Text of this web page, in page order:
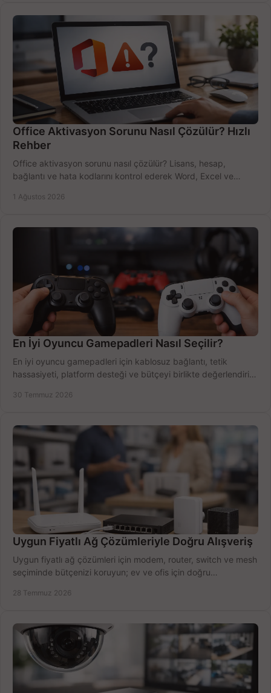
Office Aktivasyon Sorunu Nasıl Çözülür? Hızlı
Rehber
Office aktivasyon sorunu nasıl çözülür? Lisans, hesap,
bağlantı ve hata kodlarını kontrol ederek Word, Excel ve
1 Ağustos 2026
En İyi Oyuncu Gamepadleri Nasıl Seçilir?
En iyi oyuncu gamepadleri için kablosuz bağlantı, tetik
hassasiyeti, platform desteği ve bütçeyi birlikte değerlendirin;
30 Temmuz 2026
Uygun Fiyatlı Ağ Çözümleriyle Doğru Alışveriş
Uygun fiyatlı ağ çözümleri için modem, router, switch ve mesh
seçiminde bütçenizi koruyun; ev ve ofis için doğru
28 Temmuz 2026